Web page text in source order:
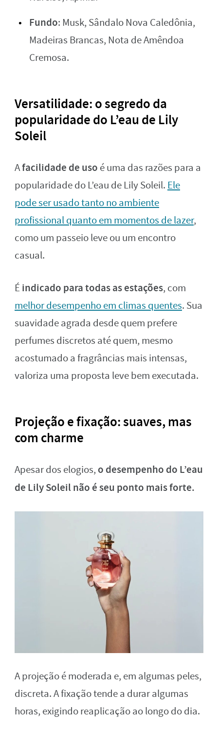
Fundo: Musk, Sândalo Nova Caledônia,
Madeiras Brancas, Nota de Amêndoa
Cremosa.
Versatilidade: o segredo da
popularidade do L’eau de Lily
Soleil
Afacilidade de uso é uma das razões para a
popularidade do L’eau de Lily Soleil. Ele
pode ser usado tanto no ambiente
profissional quanto em momentos de lazer,
como um passeio leve ou um encontro
casual.
É indicado para todas as estações, com
melhor desempenho em climas quentes. Sua
suavidade agrada desde quem prefere
perfumes discretos até quem, mesmo
acostumado a fragrâncias mais intensas,
valoriza uma proposta leve bem executada.
Projeção e fixação: suaves, mas
com charme
Apesar dos elogios, o desempenho do L’eau
de Lily Soleil não é seu ponto mais forte.
A projeção é moderada e, em algumas peles,
discreta. A fixação tende a durar algumas
horas, exigindo reaplicação ao longo do dia.